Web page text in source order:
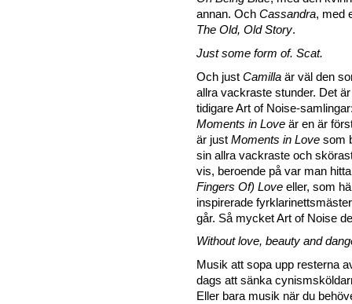
annan. Och Cassandra, med
The Old, Old Story.
Just some form of. Scat.
Och just Camilla är väl den
allra vackraste stunder. Det
tidigare Art of Noise-
Moments in Love är en är
är just Moments in Love som
sin allra vackraste och
vis, beroende på var man
Fingers Of) Love eller, som
inspirerade
går. Så mycket Art of Noise
Without love, beauty and
Musik att sopa upp resterna
dags att sänka
Eller bara musik när du